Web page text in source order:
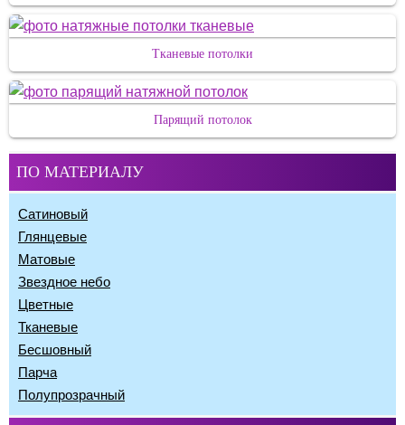
Тканевые потолки
Парящий потолок
ПО МАТЕРИАЛУ
Сатиновый
Глянцевые
Матовые
Звездное небо
Цветные
Тканевые
Бесшовный
Парча
Полупрозрачный